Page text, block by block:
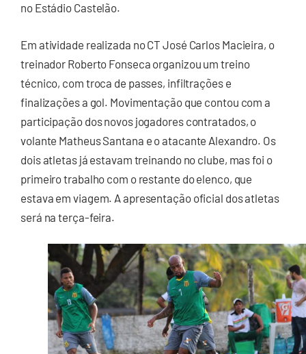
no Estádio Castelão.
Em atividade realizada no CT José Carlos Macieira, o
treinador Roberto Fonseca organizou um treino
técnico, com troca de passes, infiltrações e
finalizações a gol. Movimentação que contou com a
participação dos novos jogadores contratados, o
volante Matheus Santana e o atacante Alexandro. Os
dois atletas já estavam treinando no clube, mas foi o
primeiro trabalho com o restante do elenco, que
estava em viagem. A apresentação oficial dos atletas
será na terça-feira.